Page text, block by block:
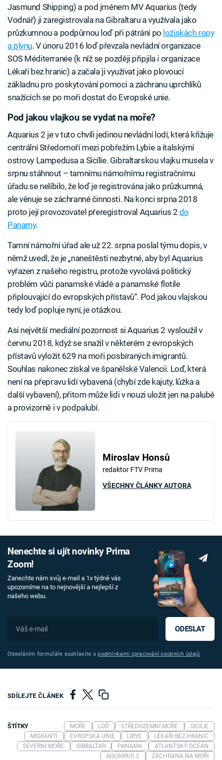
Jasmund Shipping) a pod jménem MV Aquarius (tedy
Vodnář) ji zaregistrovala na Gibraltaru a využívala jako
průzkumnou a podpůrnou loď při pátrání po ložiskách ropy
a plynu. V únoru 2016 loď převzala nevládní organizace
SOS Méditerranée (k níž se později připjila i organizace
Lékaři bez hranic) a začala ji využívat jako plovoucí
základnu pro poskytování pomoci a záchranu uprchlíků
snažících se po moři dostat do Evropské unie.
Pod jakou vlajkou se vydat na moře?
Aquarius 2 je v tuto chvíli jedinou nevládní lodí, která křižuje
centrální Středomoří mezi pobřežím Lybie a italskými
ostrovy Lampedusa a Sicílie. Gibraltarskou vlajku musela v
srpnu stáhnout – tamnímu námořnímu registračnímu
úřadu se nelíbilo, že loď je registrována jako průzkumná,
ale věnuje se záchranné činnosti. Na konci srpna 2018
proto její provozovatel přeregistroval Aquarius 2 do
Panamy.
Tamní námořní úřad ale už 22. srpna poslal týmu dopis, v
němž uvedl, že je „naneštěstí nezbytné, aby byl Aquarius
vyřazen z našeho registru, protože vyvolává politický
problém vůči panamské vládě a panamské flotile
připlouvající do evropských přístavů“. Pod jakou vlajskou
tedy loď popluje nyní, je otázkou.
Asi největší mediální pozornost si Aquarius 2 vysloužil v
červnu 2018, když se snažil v některém z evropských
přístavů vyložit 629 na moři posbíraných imigrantů.
Souhlas nakonec získal ve španělské Valencii. Loď, která
není na přepravu lidí vybavená (chybí zde kajuty, lůžka a
další vybavení), přitom může lidi v nouzi uložit jen na palubě
a provizorně i v podpalubí.
Miroslav Honsů
redaktor FTV Prima
VŠECHNY ČLÁNKY AUTORA
Nenechte si ujít novinky Prima
Zoom!
Zanechte nám svůj e-mail a 1x týdně vás
upozorníme na to nejnovější a nejlepší z
našeho webu.
ODESLAT
Odesláním formuláře souhlasíte spodmínkami zpracování osobních údajů
SDÍLEJTE ČLÁNEK
ŠTÍTKY MOŘE LOĎ STŘEDOZEMNÍ MOŘE
SICÍLIE
MIGRANTI
EVROPSKÁ UNIE LIBYE
LÉKAŘI BEZ HRANIC
SEVERNÍ MOŘE
GIBRALTAR PANAMA
ATLANTSKÝ OCEÁN
AQUARIUS 2
ZÁCHRANA NA MOŘI